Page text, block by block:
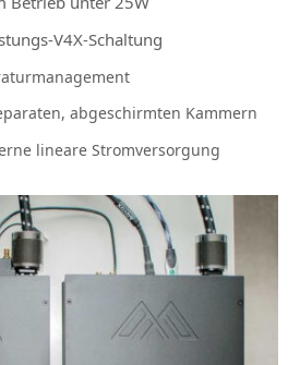
V4X-Schaltung
abgeschirmten Kammern
lineare Stromversorgung